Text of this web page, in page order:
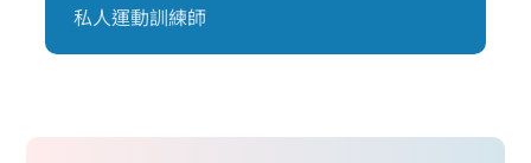
私人運動訓練師